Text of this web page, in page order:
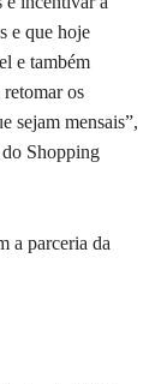
e que hoje
e também
os
sejam mensais”,
Shopping
a parceria da